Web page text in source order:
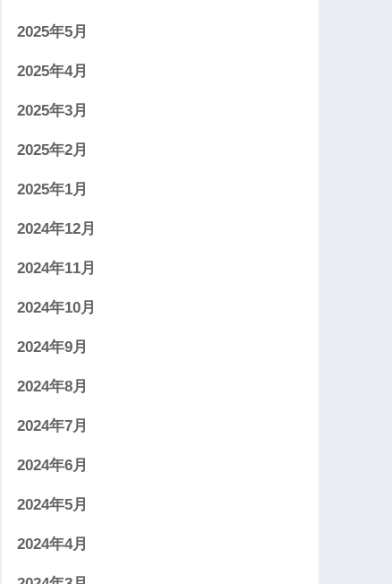
2025年5月
2025年4月
2025年3月
2025年2月
2025年1月
2024年12月
2024年11月
2024年10月
2024年9月
2024年8月
2024年7月
2024年6月
2024年5月
2024年4月